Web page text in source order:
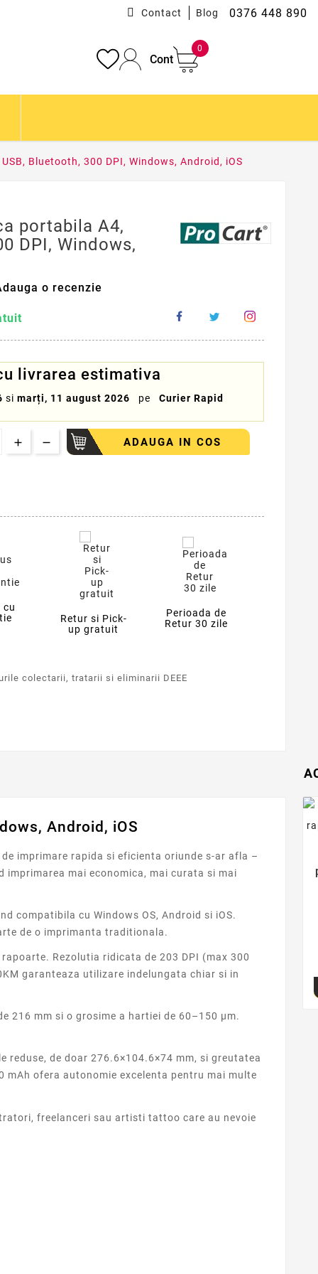
0376 448 890
Contact Blog
Cont
0
Bluetooth, 300 DPI, Windows, Android, iOS
portabila A4,
DPI, Windows,
o recenzie
livrarea estimativa
si marți, 11 august 2026 pe Curier Rapid
ADAUGA IN COS
cu
Retur si Pick-
up gratuit
Perioada de
Retur 30 zile
colectarii, tratarii si eliminarii DEEE
Android, iOS
imprimare rapida si eficienta oriunde s-ar afla –
imprimarea mai economica, mai curata si mai
compatibila cu Windows OS, Android si iOS.
de o imprimanta traditionala.
Rezolutia ridicata de 203 DPI (max 300
garanteaza utilizare indelungata chiar si in
216 mm si o grosime a hartiei de 60–150 μm.
de doar 276.6×104.6×74 mm, si greutatea
ofera autonomie excelenta pentru mai multe
freelanceri sau artisti tattoo care au nevoie